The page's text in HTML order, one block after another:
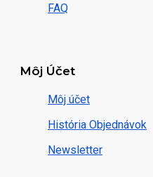
FAQ
Môj Účet
Môj účet
História Objednávok
Newsletter